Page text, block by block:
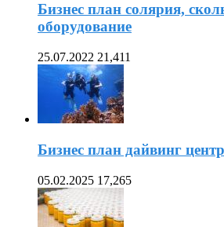
Бизнес план солярия,
оборудование
25.07.2022 21,411
Бизнес план дайвинг
05.02.2025 17,265